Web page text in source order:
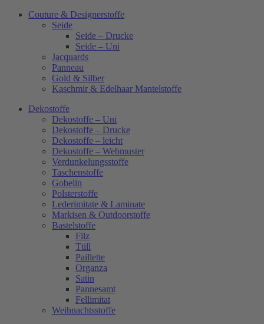
Couture & Designerstoffe
Seide
Seide – Drucke
Seide – Uni
Jacquards
Panneau
Gold & Silber
Kaschmir & Edelhaar Mantelstoffe
Dekostoffe
Dekostoffe – Uni
Dekostoffe – Drucke
Dekostoffe – leicht
Dekostoffe – Webmuster
Verdunkelungsstoffe
Taschenstoffe
Gobelin
Polsterstoffe
Lederimitate & Laminate
Markisen & Outdoorstoffe
Bastelstoffe
Filz
Tüll
Paillette
Organza
Satin
Pannesamt
Fellimitat
Weihnachtsstoffe